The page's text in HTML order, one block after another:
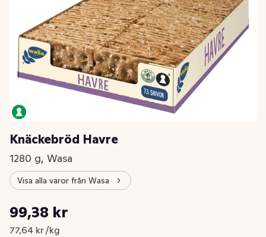
Knäckebröd Havre
1280 g, Wasa
Visa alla varor från Wasa
Nuvarande pris är: 99,38 kr
99,38 kr
77,64 kr /kg
Styckpris: 77,64 kr /kg